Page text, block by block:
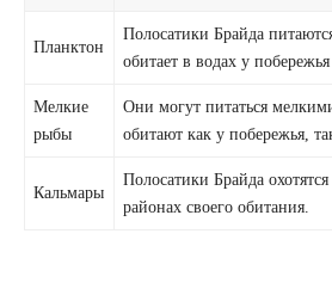
Планктон
Полосатики Брайда
обитает в водах у
Мелкие
рыбы
Они могут питаться
обитают как у побережья,
Кальмары
Полосатики Брайда
районах своего обитания.